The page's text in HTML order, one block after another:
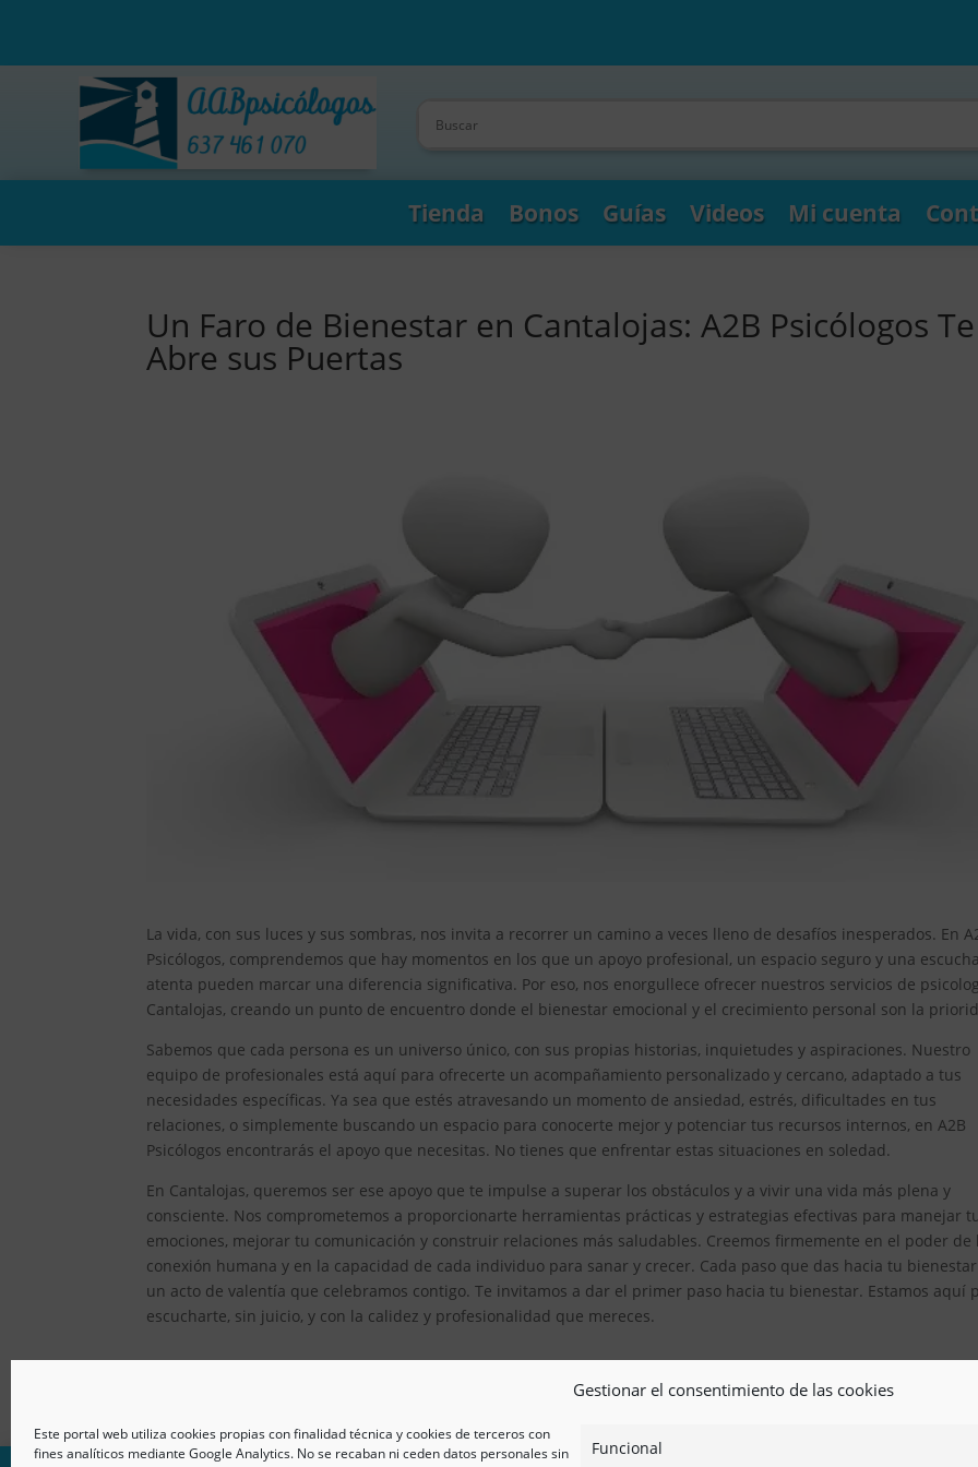
Gestionar el consentimiento de las cookies
Este portal web utiliza cookies propias con finalidad técnica y cookies de terceros con
fines analíticos mediante Google Analytics. No se recaban ni ceden datos personales sin
Funcional
Tienda Bonos Guías Videos Mi cuenta
Un Faro de Bienestar en Cantalojas: A2B Psicólogos Te
Abre sus Puertas
La vida, con sus luces y sus sombras, nos invita a recorrer un camino a veces lleno de desafíos inesperados. En
Psicólogos, comprendemos que hay momentos en los que un apoyo profesional, un espacio seguro y una
atenta pueden marcar una diferencia significativa. Por eso, nos enorgullece ofrecer nuestros servicios de
Cantalojas, creando un punto de encuentro donde el bienestar emocional y el crecimiento personal son la
Sabemos que cada persona es un universo único, con sus propias historias, inquietudes y aspiraciones. Nuestro
equipo de profesionales está aquí para ofrecerte un acompañamiento personalizado y cercano, adaptado a tus
necesidades específicas. Ya sea que estés atravesando un momento de ansiedad, estrés, dificultades en tus
relaciones, o simplemente buscando un espacio para conocerte mejor y potenciar tus recursos internos, en A2B
Psicólogos encontrarás el apoyo que necesitas. No tienes que enfrentar estas situaciones en soledad.
En Cantalojas, queremos ser ese apoyo que te impulse a superar los obstáculos y a vivir una vida más plena y
consciente. Nos comprometemos a proporcionarte herramientas prácticas y estrategias efectivas para manejar
emociones, mejorar tu comunicación y construir relaciones más saludables. Creemos firmemente en el poder de
conexión humana y en la capacidad de cada individuo para sanar y crecer. Cada paso que das hacia tu
un acto de valentía que celebramos contigo. Te invitamos a dar el primer paso hacia tu bienestar. Estamos aquí
escucharte, sin juicio, y con la calidez y profesionalidad que mereces.